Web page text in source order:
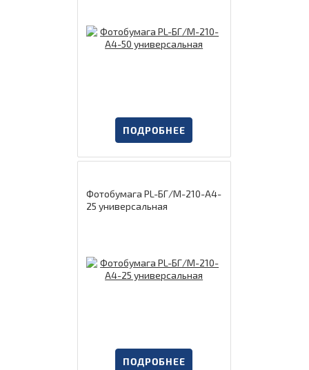
ПОДРОБНЕЕ
Фотобумага PL-БГ/М-210-А4-
25 универсальная
ПОДРОБНЕЕ